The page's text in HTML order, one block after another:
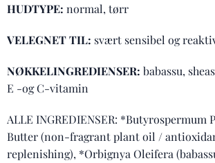
HUDTYPE: normal, tørr
VELEGNET TIL: svært sensibel og
NØKKELINGREDIENSER: babassu,
E -og C-vitamin
ALLE INGREDIENSER: *Butyrospermum
Butter (non-fragrant plant oil /
replenishing), *Orbignya Oleifera